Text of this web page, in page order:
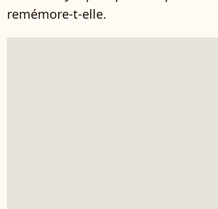
remémore-t-elle.